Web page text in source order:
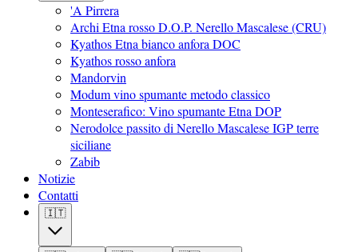
'A Pirrera
Archi Etna rosso D.O.P. Nerello Mascalese (CRU)
Kyathos Etna bianco anfora DOC
Kyathos rosso anfora
Mandorvin
Modum vino spumante metodo classico
Monteserafico: Vino spumante Etna DOP
Nerodolce passito di Nerello Mascalese IGP terre
siciliane
Zabib
Notizie
Contatti
🇮🇹